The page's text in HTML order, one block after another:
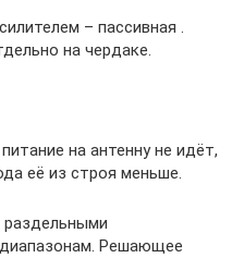
– пассивная .
на чердаке.
на антенну не идёт,
её из строя меньше.
раздельными
Решающее